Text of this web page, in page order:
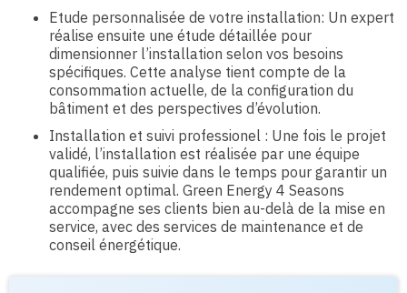
Etude personnalisée de votre installation: Un expert
réalise ensuite une étude détaillée pour
dimensionner l’installation selon vos besoins
spécifiques. Cette analyse tient compte de la
consommation actuelle, de la configuration du
bâtiment et des perspectives d’évolution.
Installation et suivi professionel : Une fois le projet
validé, l’installation est réalisée par une équipe
qualifiée, puis suivie dans le temps pour garantir un
rendement optimal. Green Energy 4 Seasons
accompagne ses clients bien au-delà de la mise en
service, avec des services de maintenance et de
conseil énergétique.